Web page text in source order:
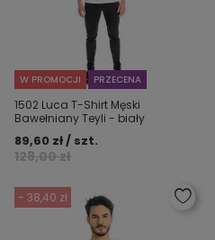
W PROMOCJI PRZECENA
1502 Luca T-Shirt Męski
Bawełniany Teyli - biały
128,00 zł
89,60 zł / szt.
- 38,40 zł